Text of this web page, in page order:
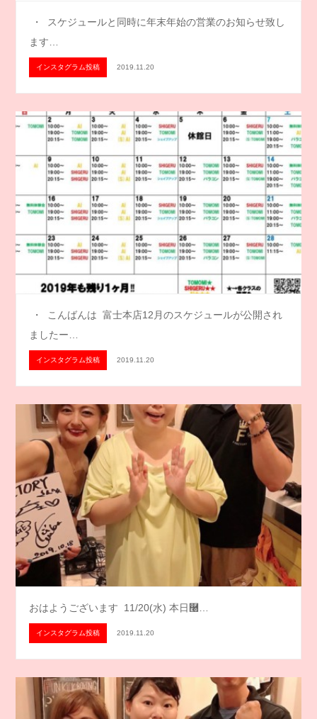
・ スケジュールと同時に年末年始の営業のお知らせ致し
ます…
インスタグラム投稿 2019.11.20
・ こんばんは 富士本店12月のスケジュールが公開され
ましたー…
インスタグラム投稿 2019.11.20
おはようございます️ 11/20(水) 本日࿠…
インスタグラム投稿 2019.11.20